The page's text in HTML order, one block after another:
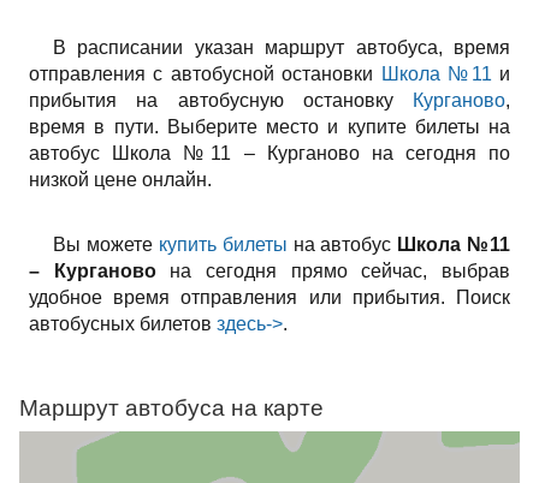
В расписании указан маршрут автобуса, время
отправления с автобусной остановки
Школа №11 и
прибытия на автобусную остановку
Курганово,
время в пути. Выберите место и купите билеты на
автобус Школа №11 – Курганово на сегодня по
низкой цене онлайн.
Вы можете купить билеты на автобус Школа №11
– Кургановона сегодня прямо сейчас, выбрав
удобное время отправления или прибытия. Поиск
автобусных билетов здесь->.
Маршрут автобуса на карте